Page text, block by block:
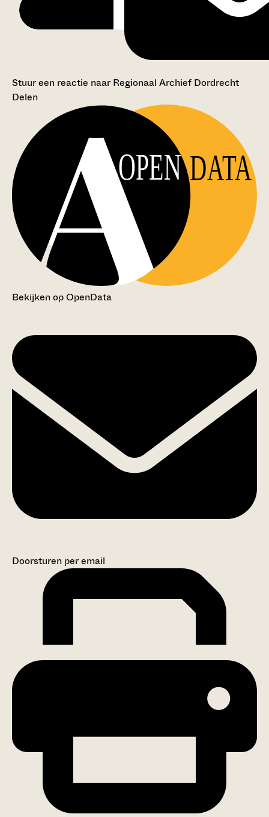
Stuur een reactie naar Regionaal Archief Dordrecht
Delen
OPEN DATA
Bekijken op OpenData
Doorsturen per email